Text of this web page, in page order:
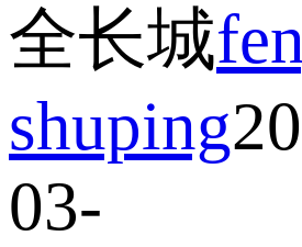
全长城
shuping
03-